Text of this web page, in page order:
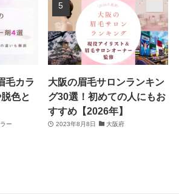
毛カラ
色と
ー
大阪の眉毛サロンランキン
グ30選！初めての人にもお
すすめ【2026年】
2023年8月8日 大阪府